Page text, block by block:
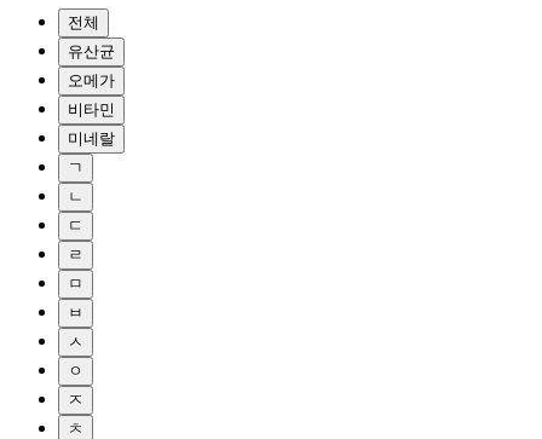
전체
유산균
오메가
비타민
미네랄
ㄱ
ㄴ
ㄷ
ㄹ
ㅁ
ㅂ
ㅅ
ㅇ
ㅈ
ㅊ